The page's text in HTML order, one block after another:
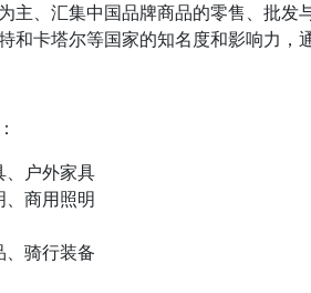
主、汇集中国品牌商品的零售、批
和卡塔尔等国家的知名度和影响力，
、户外家具
、商用照明
、骑行装备